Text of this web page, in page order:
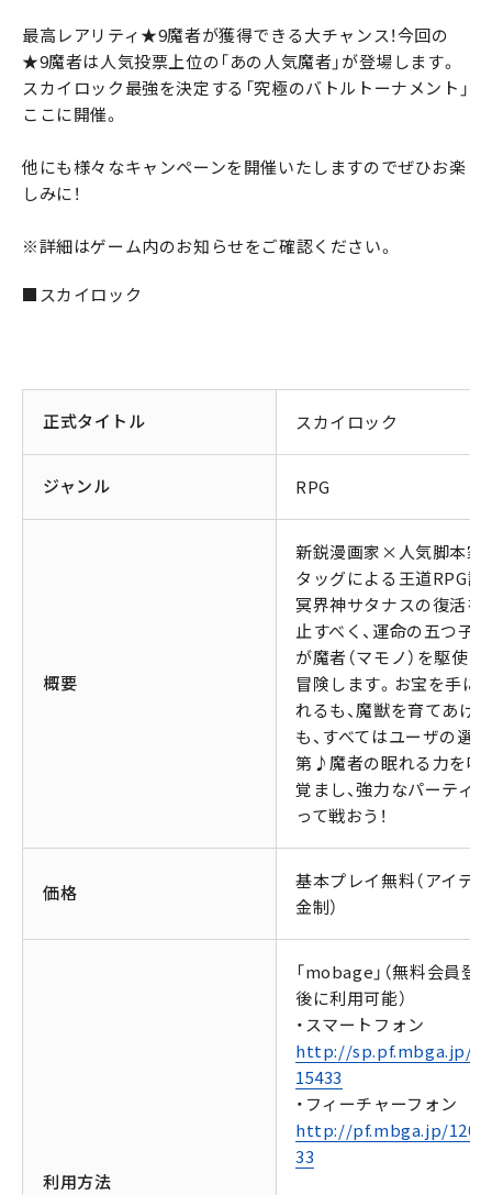
最高レアリティ★9魔者が獲得できる大チャンス！今回の
★9魔者は人気投票上位の「あの人気魔者」が登場します。
スカイロック最強を決定する「究極のバトルトーナメント」
ここに開催。
他にも様々なキャンペーンを開催いたしますのでぜひお楽
しみに！
※詳細はゲーム内のお知らせをご確認ください。
■スカイロック
正式タイトル スカイロック
ジャンル RPG
概要
新鋭漫画家×人気脚本家
タッグによる王道RPG誕
冥界神サタナスの復活を
止すべく、運命の五つ子
が魔者（マモノ）を駆使し
冒険します。お宝を手に
れるも、魔獣を育てあげ
も、すべてはユーザの選
第♪魔者の眠れる力を呼
覚まし、強力なパーティ
って戦おう！
価格
基本プレイ無料（アイテ
金制）
利用方法
「mobage」（無料会員登
後に利用可能）
・スマートフォン
http://sp.pf.mbga.jp/
15433
・フィーチャーフォン
http://pf.mbga.jp/
33